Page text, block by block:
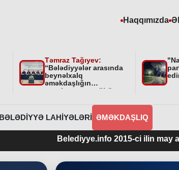
Haqqımızda
Təmraz Tağıyev:
“Bələdiyyələr arasında
beynəlxalq
əməkdaşlığın
qurulmasının mühüm
BƏLƏDIYYƏ LAHIYƏLƏRI ƏMƏKDAŞLIQ
Belediyye.info 2015-ci ilin may ayının 25-i